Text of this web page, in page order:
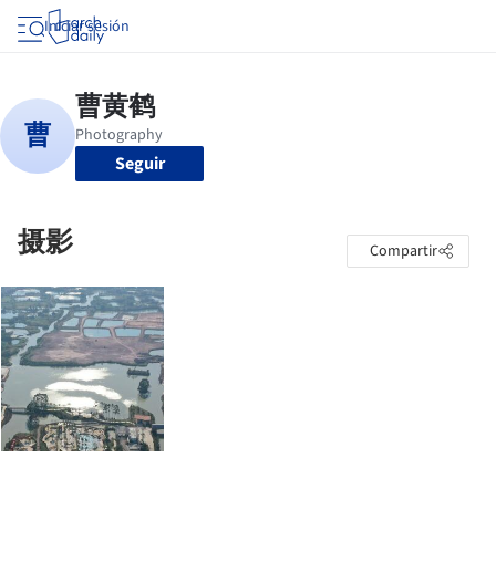
Iniciar sesión
Seguir
摄影 Compartir